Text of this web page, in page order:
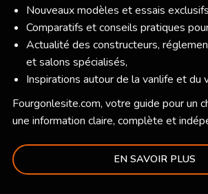
Nouveaux modèles et essais
Comparatifs et conseils pratiques
Actualité des constructeurs,
et salons spécialisés,
Inspirations autour de la vanlife et du
Fourgonlesite.com, votre guide pour un
une information claire, complète et
EN SAVOIR PLUS